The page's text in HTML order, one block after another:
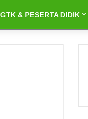
GTK & PESERTA DIDIK